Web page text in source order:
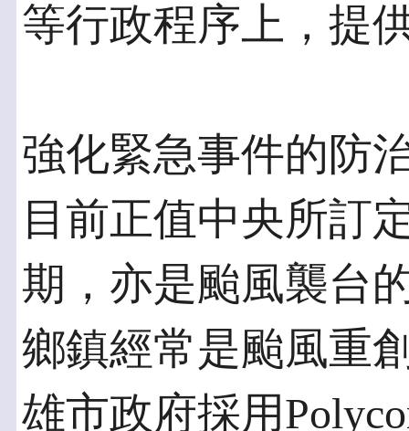
等行政程序上，提
強化緊急事件的防
目前正值中央所訂
期，亦是颱風襲台
鄉鎮經常是颱風重
雄市政府採用